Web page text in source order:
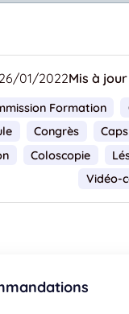
26/01/2022Mis à jour
Formation
Congrès
Coloscopie
Vidéo-